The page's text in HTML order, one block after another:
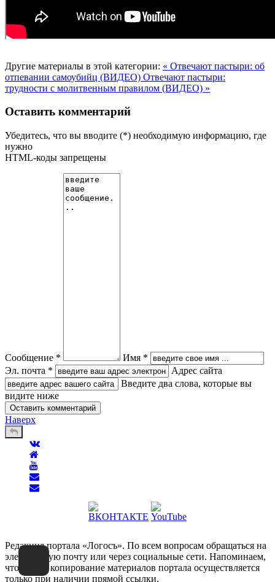
Другие материалы в этой категории: « Отвечают пастыри: об
отпевании самоубийц (ВИДЕО) Отвечают пастыри:
трудности с молитвенным правилом (ВИДЕО) »
Оставить комментарий
Убедитесь, что вы вводите (*) необходимую информацию, где
нужно
HTML-коды запрещены
Сообщение *
Имя *
Эл. почта *
Адрес сайта
Введите два слова, которые вы
видите ниже
Наверх
Редакция портала «Логосъ». По всем вопросам обращаться на
электронную почту или через социальные сети. Напоминаем,
что любое копирование материалов портала осуществляется
только при наличии прямой ссылки.